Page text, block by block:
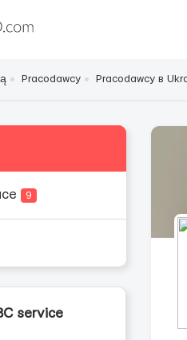
Pracodawcy Pracodawcy в
9
service